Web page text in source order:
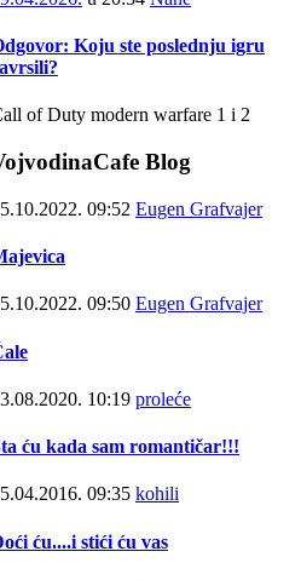
Koju ste poslednju igru
of Duty modern warfare 1 i 2
Blog
09:52 Eugen Grafvajer
09:50 Eugen Grafvajer
10:19 proleće
ću kada sam romantičar!!!
09:35 kohili
ću....i stići ću vas